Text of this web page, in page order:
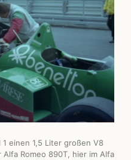
einen 1,5 Liter großen V8
Romeo 890T, hier im Alfa